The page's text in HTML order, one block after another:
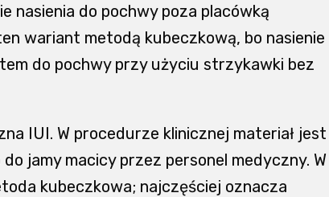
nasienia do pochwy poza placówką
wariant metodą kubeczkową, bo nasienie
do pochwy przy użyciu strzykawki bez
IUI. W procedurze klinicznej materiał jest
jamy macicy przez personel medyczny. W
kubeczkowa; najczęściej oznacza